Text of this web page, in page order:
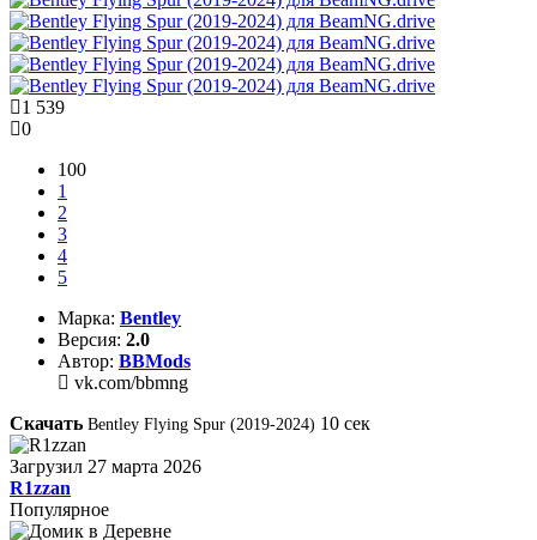
1 539
0
100
1
2
3
4
5
Марка: Bentley
Версия: 2.0
Автор: BBMods
vk.com/bbmng
Скачать Bentley Flying Spur (2019-2024) 10 сек
Загрузил 27 марта 2026
R1zzan
Популярное